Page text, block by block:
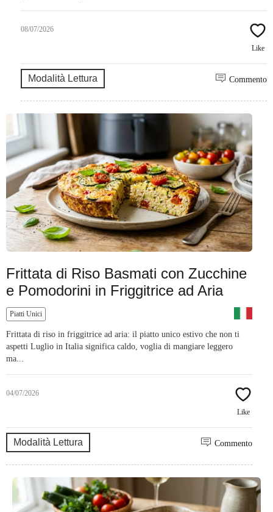
08/07/2026
Like
Modalità Lettura Commento
Frittata di Riso Basmati con Zucchine
e Pomodorini in Friggitrice ad Aria
Piatti Unici
Frittata di riso in friggitrice ad aria: il piatto unico estivo che non ti
aspetti Luglio in Italia significa caldo, voglia di mangiare leggero
ma...
04/07/2026
Like
Modalità Lettura Commento